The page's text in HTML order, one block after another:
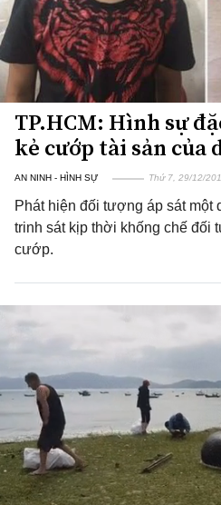
TP.HCM: Hình sự
kẻ cướp tài sản của
AN NINH - HÌNH SỰ Thứ 7, 29/12/
Phát hiện đối tượng áp sát một
trinh sát kịp thời khống chế đối
cướp.